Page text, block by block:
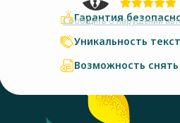
Сообщить о нарушении
Гарантия
Уникальность
Возможность